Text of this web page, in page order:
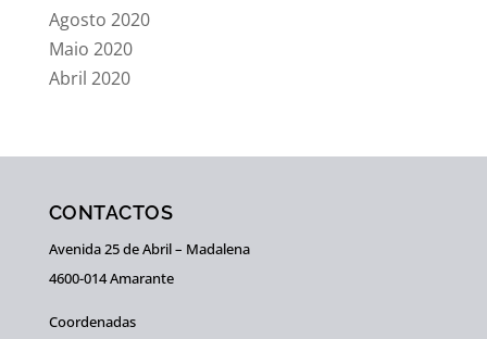
Agosto 2020
Maio 2020
Abril 2020
CONTACTOS
Avenida 25 de Abril – Madalena
4600-014 Amarante
Coordenadas